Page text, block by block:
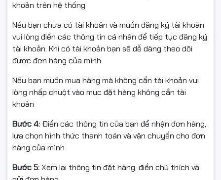
PC Asus P500SV-05210H002W được trang bị SSD
512GB M.2 NVMe PCIe 4.0 , cho tốc độ khởi động nhanh,
truy xuất dữ liệu mượt mà và nâng cao hiệu suất tổng
thể.
Ngoài ra, máy hỗ trợ khe M.2 và PCIe mở rộng
, cho
phép nâng cấp ổ cứng và linh kiện dễ dàng, giúp kéo dài
vòng đời sản phẩm và tối ưu chi phí đầu tư lâu dài.
Kết nối đa dạng, đáp ứng môi trường làm việc hiện đại
Sản phẩm hỗ trợWi-Fi 6vàBluetooth , mang đến khả
năng kết nối không dây nhanh, ổn định và tiết kiệm
năng lượng. Hệ thống cổng kết nối phong phú gồm
USB, HDMI, DisplayPort, LAN RJ45 giúp người dùng dễ
khoản trên hệ thống
Nếu bạn chưa có tài khoản và muốn đăng ký tài khoản
vui lòng điền các thông tin cá nhân để tiếp tục đăng ký
tài khoản. Khi có tài khoản bạn sẽ dễ dàng theo dõi
được đơn hàng của mình
Nếu bạn muốn mua hàng mà không cần tài khoản vui
lòng nhấp chuột vào mục đặt hàng không cần tài
khoản
Bước 4: Điền các thông tin của bạn để nhận đơn hàng,
lựa chọn hình thức thanh toán và vận chuyển cho đơn
hàng của mình
Bước 5:Xem lại thông tin đặt hàng, điền chú thích và